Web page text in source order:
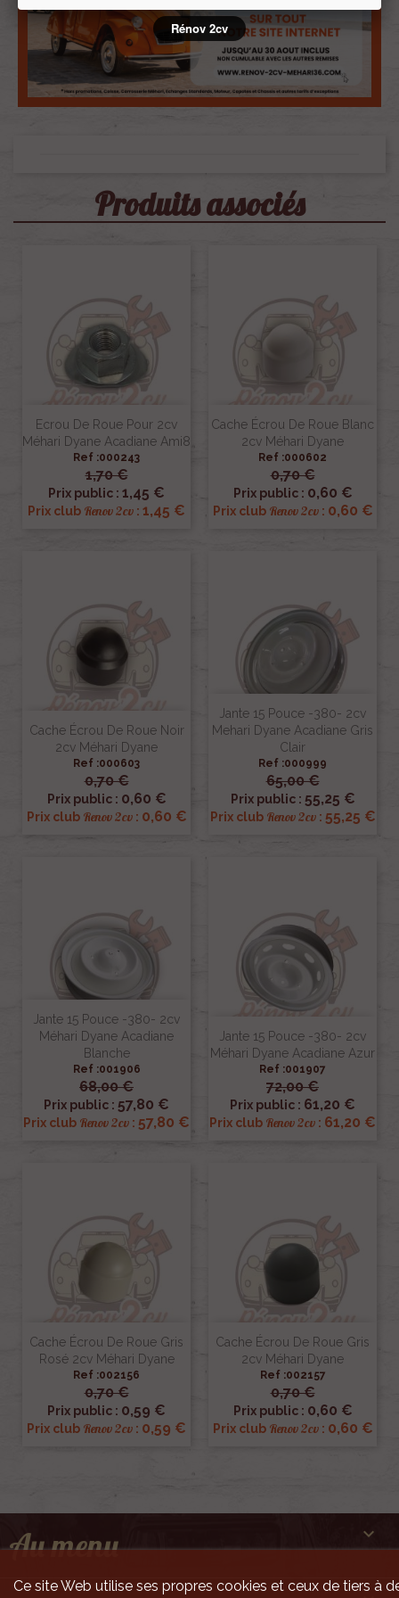
Produits associés
Ecrou De Roue Pour 2cv
Méhari Dyane Acadiane Ami8
Ref :000243
1,70 €
Prix public : 1,45 €
Prix club Renov 2cv : 1,45 €
Cache Écrou De Roue Blanc
2cv Méhari Dyane
Ref :000602
0,70 €
Prix public : 0,60 €
Prix club Renov 2cv: 0,60 €
Cache Écrou De Roue Noir
2cv Méhari Dyane
Ref :000603
0,70 €
Prix public : 0,60 €
Prix club Renov 2cv: 0,60 €
Jante 15 Pouce -380- 2cv
Mehari Dyane Acadiane Gris
Clair
Ref :000999
65,00 €
Prix public : 55,25 €
Prix club Renov 2cv: 55,25 €
Jante 15 Pouce -380- 2cv
Méhari Dyane Acadiane
Blanche
Ref :001906
68,00 €
Prix public : 57,80 €
Prix club Renov 2cv : 57,80 €
Jante 15 Pouce -380- 2cv
Méhari Dyane Acadiane Azur
Ref :001907
72,00 €
Prix public : 61,20 €
Prix club Renov 2cv : 61,20 €
Cache Écrou De Roue Gris
Rosé 2cv Méhari Dyane
Ref :002156
0,70 €
Prix public : 0,59 €
Prix club Renov 2cv : 0,59 €
Cache Écrou De Roue Gris
2cv Méhari Dyane
Ref :002157
0,70 €
Prix public : 0,60 €
Prix club Renov 2cv: 0,60 €
Au menu 
Ce site Web utilise ses propres cookies et ceux de tiers à
Rénov 2cv